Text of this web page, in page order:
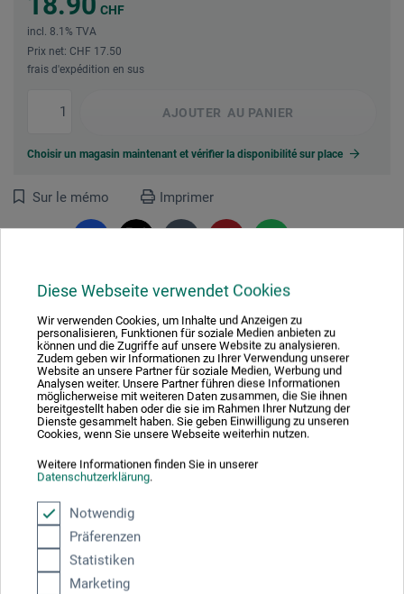
Diese Webseite verwendet Cookies
Wir verwenden Cookies, um Inhalte und Anzeigen zu
personalisieren, Funktionen für soziale Medien anbieten zu
können und die Zugriffe auf unsere Website zu analysieren.
Zudem geben wir Informationen zu Ihrer Verwendung unserer
Website an unsere Partner für soziale Medien, Werbung und
Analysen weiter. Unsere Partner führen diese Informationen
möglicherweise mit weiteren Daten zusammen, die Sie ihnen
bereitgestellt haben oder die sie im Rahmen Ihrer Nutzung der
Dienste gesammelt haben. Sie geben Einwilligung zu unseren
Cookies, wenn Sie unsere Webseite weiterhin nutzen.
Weitere Informationen finden Sie in unserer
Datenschutzerklärung.
Notwendig
Präferenzen
Statistiken
Marketing
CHF
incl. 8.1% TVA
Prix net: CHF 17.50
frais d'expédition en sus
AJOUTER AU PANIER
Choisir un magasin maintenant et vérifier la disponibilité sur place
Sur le mémo Imprimer
looks métalliques branchés et présente un corps aux lignes
marquées. Il est doté d'un grip ergonomique caoutchouté pour
une écriture sans fatigue et d'une plume M en acier...
Plus
Description
Description